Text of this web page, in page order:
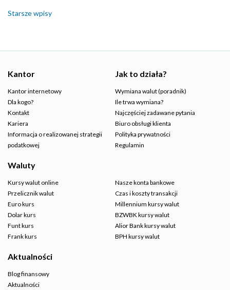
wpisach
Starsze wpisy
Kantor
Kantor internetowy
Dla kogo?
Kontakt
Kariera
Informacja o realizowanej strategii
podatkowej
Jak to działa?
Wymiana walut (poradnik)
Ile trwa wymiana?
Najczęściej zadawane pytania
Biuro obsługi klienta
Polityka prywatności
Regulamin
Waluty
Kursy walut online
Przelicznik walut
Euro kurs
Dolar kurs
Funt kurs
Frank kurs
Nasze konta bankowe
Czas i koszty transakcji
Millennium kursy walut
BZWBK kursy walut
Alior Bank kursy walut
BPH kursy walut
Aktualności
Blog finansowy
Aktualności